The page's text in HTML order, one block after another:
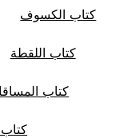
كتاب الكسوف
كتاب اللقطة
كتاب
كتاب